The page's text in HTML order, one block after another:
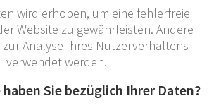
wird erhoben, um eine fehlerfreie
Website zu gewährleisten. Andere
Analyse Ihres Nutzerverhaltens
verwendet werden.
haben Sie bezüglich Ihrer Daten?